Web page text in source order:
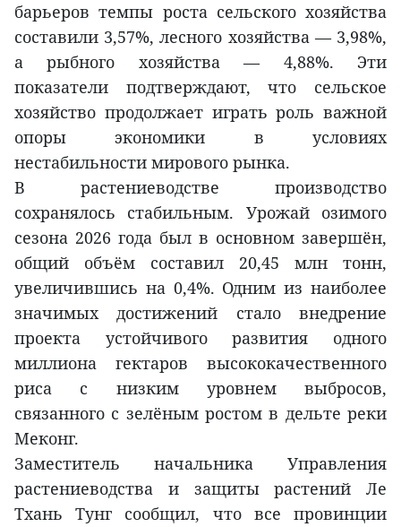
барьеров темпы роста сельского хозяйства
составили 3,57%, лесного хозяйства — 3,98%,
а рыбного хозяйства — 4,88%. Эти
показатели подтверждают, что сельское
хозяйство продолжает играть роль важной
опоры экономики в условиях
нестабильности мирового рынка.
В растениеводстве производство
сохранялось стабильным. Урожай озимого
сезона 2026 года был в основном завершён,
общий объём составил 20,45 млн тонн,
увеличившись на 0,4%. Одним из наиболее
значимых достижений стало внедрение
проекта устойчивого развития одного
миллиона гектаров высококачественного
риса с низким уровнем выбросов,
связанного с зелёным ростом в дельте реки
Меконг.
Заместитель начальника Управления
растениеводства и защиты растений Ле
Тхань Тунг сообщил, что все провинции